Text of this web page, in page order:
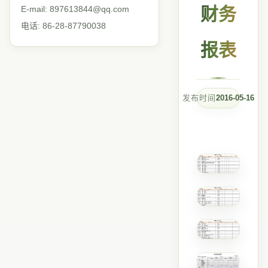
E-mail: 897613844@qq.com
电话: 86-28-87790038
财务
报表
发布时间2016-05-16